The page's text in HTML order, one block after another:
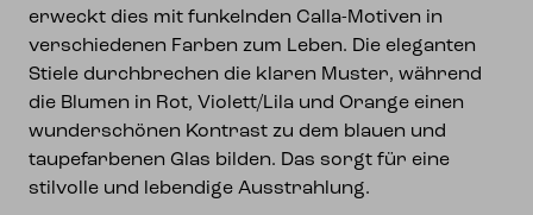
erweckt dies mit funkelnden Calla-Motiven in
verschiedenen Farben zum Leben. Die eleganten
Stiele durchbrechen die klaren Muster, während
die Blumen in Rot, Violett/Lila und Orange einen
wunderschönen Kontrast zu dem blauen und
taupefarbenen Glas bilden. Das sorgt für eine
stilvolle und lebendige Ausstrahlung.